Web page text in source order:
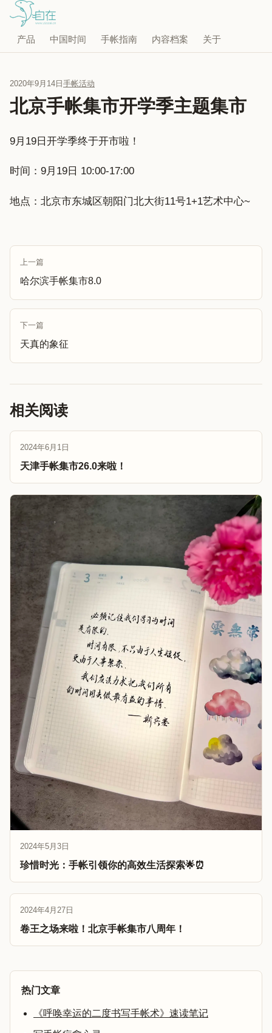
产品 中国时间 手帐指南 内容档案 关于
2020年9月14日 手帐活动
北京手帐集市开学季主题集市
9月19日开学季终于开市啦！
时间：9月19日 10:00-17:00
地点：北京市东城区朝阳门北大街11号1+1艺术中心~
上一篇
哈尔滨手帐集市8.0
下一篇
天真的象征
相关阅读
2024年6月1日
天津手帐集市26.0来啦！
2024年5月3日
珍惜时光：手帐引领你的高效生活探索🌟⏰
2024年4月27日
卷王之场来啦！北京手帐集市八周年！
热门文章
《呼唤幸运的二度书写手帐术》速读笔记